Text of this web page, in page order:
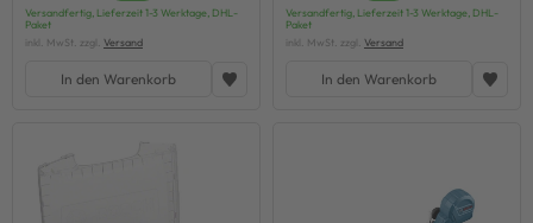
Versandfertig, Lieferzeit 1-3 Werktage, DHL-
Paket
inkl. MwSt. zzgl. Versand
In den Warenkorb
Versandfertig, Lieferzeit 1-3 Werktage, DHL-
Paket
inkl. MwSt. zzgl. Versand
In den Warenkorb